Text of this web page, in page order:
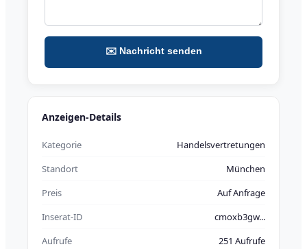
✉️ Nachricht senden
Anzeigen-Details
Kategorie
Handelsvertretungen
Standort
München
Preis
Auf Anfrage
Inserat-ID
cmoxb3gw...
Aufrufe
251 Aufrufe